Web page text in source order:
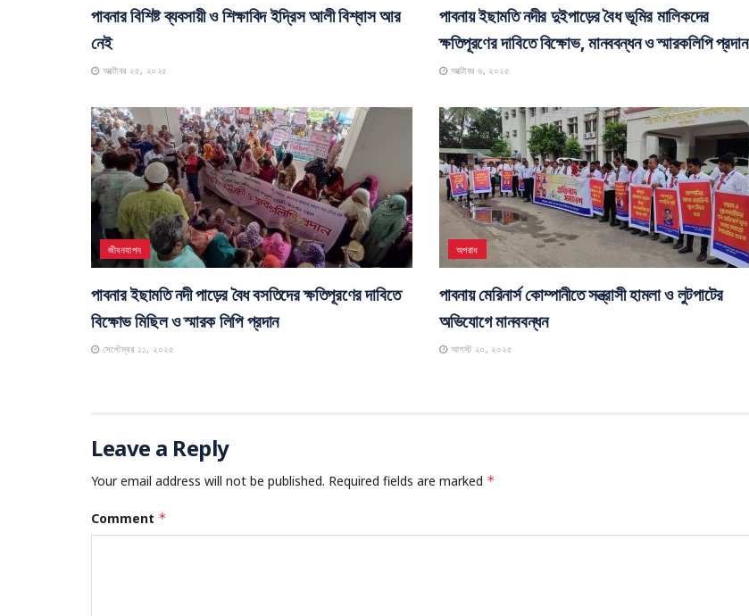
পাবনার বিশিষ্ট ব্যবসায়ী ও শিক্ষাবিদ ইদ্রিস আলী বিশ্বাস আর
নেই
অক্টোবর ২৫, ২০২৫
পাবনায় ইছামতি নদীর দুইপাড়ের বৈধ ভূমির মালিকদের
ক্ষতিপূরণের দাবিতে বিক্ষোভ, মানববন্ধন ও স্মারকলিপি প্রদান
অক্টোবর ৬, ২০২৫
জীবনযাপন
পাবনার ইছামতি নদী পাড়ের বৈধ বসতিদের ক্ষতিপূরণের দাবিতে
বিক্ষোভ মিছিল ও স্মারক লিপি প্রদান
সেপ্টেম্বর ১১, ২০২৫
অপরাধ
পাবনায় মেরিনার্স কোম্পানীতে সন্ত্রাসী হামলা ও লুটপাটের
অভিযোগে মানববন্ধন
আগস্ট ২০, ২০২৫
Leave a Reply
Your email address will not be published. Required fields are marked *
Comment *